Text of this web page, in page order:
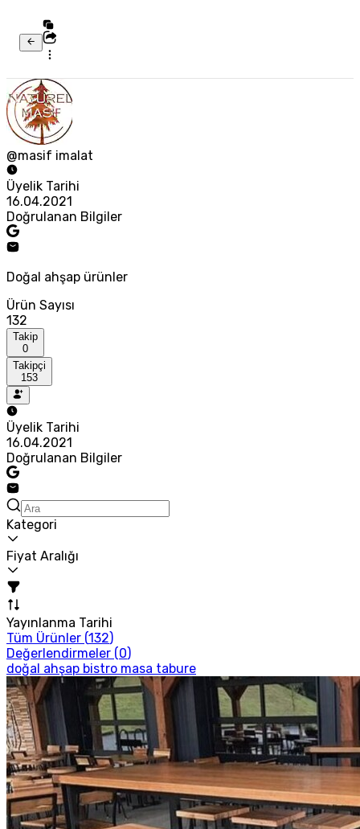
@masif imalat
Üyelik Tarihi
16.04.2021
Doğrulanan Bilgiler
Doğal ahşap ürünler
Ürün Sayısı
132
Takip
0
Takipçi
153
Üyelik Tarihi
16.04.2021
Doğrulanan Bilgiler
Kategori
Fiyat Aralığı
Yayınlanma Tarihi
Tüm Ürünler (132)
Değerlendirmeler (0)
doğal ahşap bistro masa tabure